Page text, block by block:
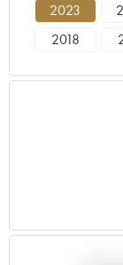
2023
2018